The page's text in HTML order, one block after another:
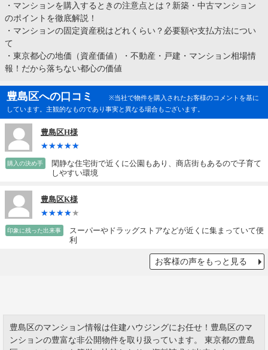
・ マンションを購入するときの注意点とは？新築・中古マンション
のポイントを徹底解説！
・ マンションの固定資産税はどれくらい？必要額や支払方法につい
て
・ 東京都心の地価（資産価値）・不動産・戸建・マンション相場情
報！だから落ちない都心の価値
豊島区への口コミ
※当社で物件を購入されたお客様のコメントを基に
しています。主観的なものであり事実と異なる場合もございます。
豊島区H様
購入の決め手
閑静な住宅街で近くに公園もあり、商店街もあるので子育て
しやすい環境
豊島区K様
印象に残った出来事
スーパーやドラッグストアなどが近くに集まっていて便
利
お客様の声をもっと見る
豊島区のマンション情報は住建ハウジングにお任せ！豊島区のマ
ンションの豊富な非公開物件を取り扱っています。 東京都の豊島